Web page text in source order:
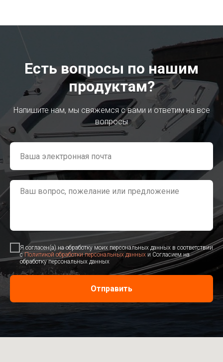
Есть вопросы по нашим
продуктам?
Напишите нам, мы свяжемся с вами и ответим на все
вопросы
Я согласен(а) на обработку моих персональных данных в соответствии
сПолитикой обработки персональных данных и Согласием на
обработку персональных данных
Отправить